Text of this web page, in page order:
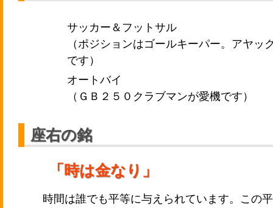
サッカー＆フットサル
（ポジションはゴールキーパー。アヤッ
です）
オートバイ
（ＧＢ２５０クラブマンが愛機です）
座右の銘
「時は金なり」
時間は誰でも平等に与えられています。この